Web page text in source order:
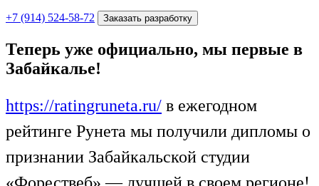
+7 (914) 524-58-72 Заказать разработку
Теперь уже официально, мы первые в
Забайкалье!
https://ratingruneta.ru/ в ежегодном
рейтинге Рунета мы получили дипломы о
признании Забайкальской студии